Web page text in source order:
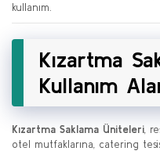
kullanım.
Kızartma
Kullanım
Kızartma Saklama Üniteleri ,
otel mutfaklarına, catering